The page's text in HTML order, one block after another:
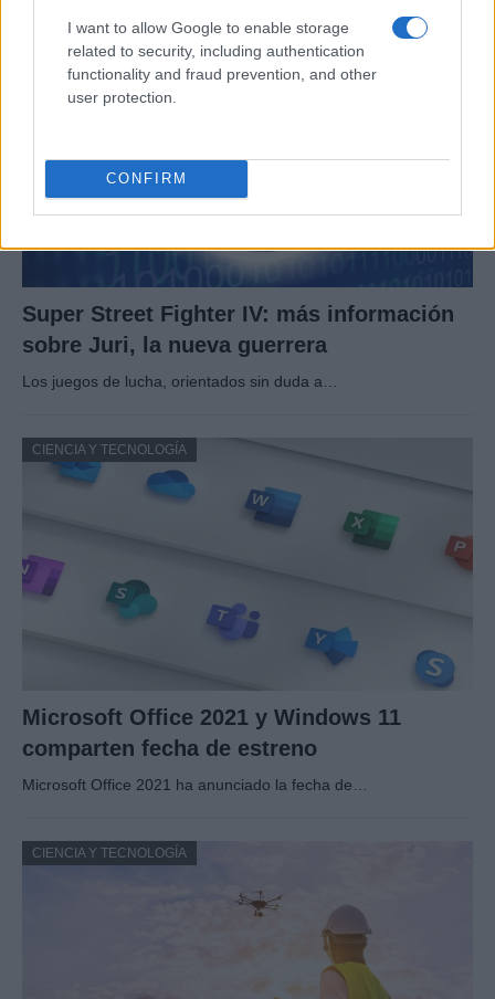
I want to allow Google to enable storage
related to security, including authentication
functionality and fraud prevention, and other
user protection.
CONFIRM
CIENCIA Y TECNOLOGÍA
Super Street Fighter IV: más información
sobre Juri, la nueva guerrera
Los juegos de lucha, orientados sin duda a…
CIENCIA Y TECNOLOGÍA
Microsoft Office 2021 y Windows 11
comparten fecha de estreno
Microsoft Office 2021 ha anunciado la fecha de…
CIENCIA Y TECNOLOGÍA